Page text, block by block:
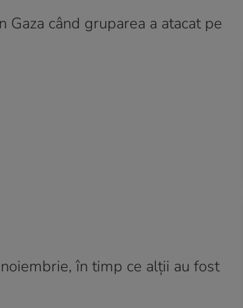
când gruparea a atacat pe
în timp ce alții au fost